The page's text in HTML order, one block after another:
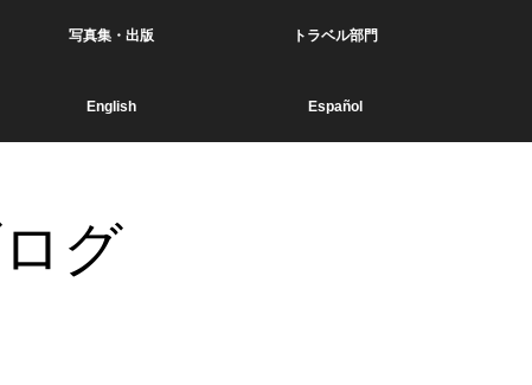
写真集・出版 トラベル部門
English Español
グ